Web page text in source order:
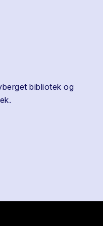
bibliotek og